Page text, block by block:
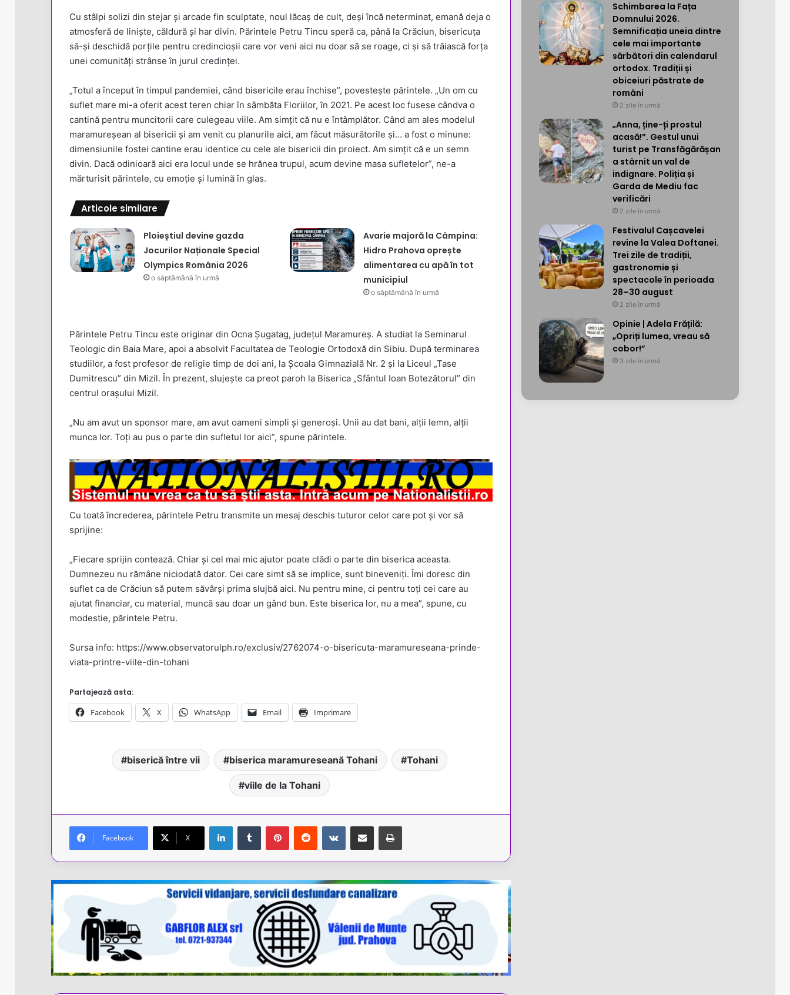
Cu stâlpi solizi din stejar și arcade fin sculptate, noul lăcaș de cult, deși încă neterminat, emană deja o
atmosferă de liniște, căldură și har divin. Părintele Petru Tincu speră ca, până la Crăciun, bisericuța
să-și deschidă porțile pentru credincioșii care vor veni aici nu doar să se roage, ci și să trăiască forța
unei comunități strânse în jurul credinței.
„Totul a început în timpul pandemiei, când bisericile erau închise”, povestește părintele. „Un om cu
suflet mare mi-a oferit acest teren chiar în sâmbăta Floriilor, în 2021. Pe acest loc fusese cândva o
cantină pentru muncitorii care culegeau viile. Am simțit că nu e întâmplător. Când am ales modelul
maramureșean al bisericii și am venit cu planurile aici, am făcut măsurătorile și… a fost o minune:
dimensiunile fostei cantine erau identice cu cele ale bisericii din proiect. Am simțit că e un semn
divin. Dacă odinioară aici era locul unde se hrănea trupul, acum devine masa sufletelor”, ne-a
mărturisit părintele, cu emoție și lumină în glas.
Articole similare
Ploieștiul devine gazda
Jocurilor Naționale Special
Olympics România 2026
o săptămână în urmă
Avarie majoră la Câmpina:
Hidro Prahova oprește
alimentarea cu apă în tot
municipiul
o săptămână în urmă
Părintele Petru Tincu este originar din Ocna Șugatag, județul Maramureș. A studiat la Seminarul
Teologic din Baia Mare, apoi a absolvit Facultatea de Teologie Ortodoxă din Sibiu. După terminarea
studiilor, a fost profesor de religie timp de doi ani, la Școala Gimnazială Nr. 2 și la Liceul „Tase
Dumitrescu” din Mizil. În prezent, slujește ca preot paroh la Biserica „Sfântul Ioan Botezătorul” din
centrul orașului Mizil.
„Nu am avut un sponsor mare, am avut oameni simpli și generoși. Unii au dat bani, alții lemn, alții
munca lor. Toți au pus o parte din sufletul lor aici”, spune părintele.
Cu toată încrederea, părintele Petru transmite un mesaj deschis tuturor celor care pot și vor să
sprijine:
„Fiecare sprijin contează. Chiar și cel mai mic ajutor poate clădi o parte din biserica aceasta.
Dumnezeu nu rămâne niciodată dator. Cei care simt să se implice, sunt bineveniți. Îmi doresc din
suflet ca de Crăciun să putem săvârși prima slujbă aici. Nu pentru mine, ci pentru toți cei care au
ajutat financiar, cu material, muncă sau doar un gând bun. Este biserica lor, nu a mea”, spune, cu
modestie, părintele Petru.
Sursa info: https://www.observatorulph.ro/exclusiv/2762074-o-bisericuta-maramureseana-prinde-
viata-printre-viile-din-tohani
Partajează asta:
Facebook X WhatsApp Email Imprimare
biserică între vii biserica maramureseană Tohani Tohani
viile de la Tohani
Facebook X
LinkedInTumblr PinterestReddit VKontakteShare via Email Tipărește
Schimbarea la Fața
Domnului 2026.
Semnificația uneia dintre
cele mai importante
sărbători din calendarul
ortodox. Tradiții și
obiceiuri păstrate de
români
2 zile în urmă
„Anna, ține-ți prostul
acasă!”. Gestul unui
turist pe Transfăgărășan
a stârnit un val de
indignare. Poliția și
Garda de Mediu fac
verificări
2 zile în urmă
Festivalul Cașcavelei
revine la Valea Doftanei.
Trei zile de tradiții,
gastronomie și
spectacole în perioada
28–30 august
2 zile în urmă
Opinie | Adela Frățilă:
„Opriți lumea, vreau să
cobor!”
3 zile în urmă